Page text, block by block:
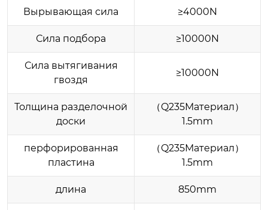
Вырывающая сила ≥4000N
Сила подбора ≥10000N
Сила вытягивания
гвоздя
≥10000N
Толщина разделочной
доски
（Q235Материал）
1.5mm
перфорированная
пластина
（Q235Материал）
1.5mm
длина 850mm